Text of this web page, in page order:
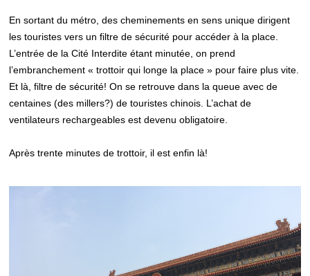
En sortant du métro, des cheminements en sens unique dirigent
les touristes vers un filtre de sécurité pour accéder à la place.
L’entrée de la Cité Interdite étant minutée, on prend
l’embranchement « trottoir qui longe la place » pour faire plus vite.
Et là, filtre de sécurité! On se retrouve dans la queue avec de
centaines (des millers?) de touristes chinois. L’achat de
ventilateurs rechargeables est devenu obligatoire.
Après trente minutes de trottoir, il est enfin là!